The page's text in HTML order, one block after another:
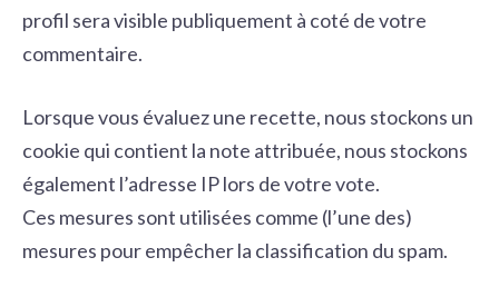
profil sera visible publiquement à coté de votre
commentaire.
Lorsque vous évaluez une recette, nous stockons un
cookie qui contient la note attribuée, nous stockons
également l’adresse IP lors de votre vote.
Ces mesures sont utilisées comme (l’une des)
mesures pour empêcher la classification du spam.